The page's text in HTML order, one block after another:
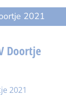
2021
Doortje
2021